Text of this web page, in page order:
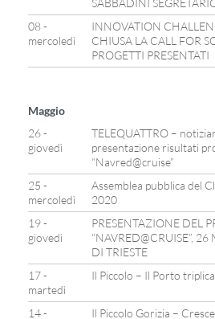
SABBADINI
08 -
mercoledì
INNOVATION
CHIUSA LA CALL FOR
PROGETTI PRESENTATI
Maggio
26 -
giovedì
TELEQUATTRO –
presentazione risultati
“Navred@cruise”
25 -
mercoledì
Assemblea pubblica del
2020
19 -
giovedì
PRESENTAZIONE DEL
“NAVRED@CRUISE”, 26
DI TRIESTE
17 -
martedì
Il Piccolo – Il Porto
14 -
Il Piccolo Gorizia –